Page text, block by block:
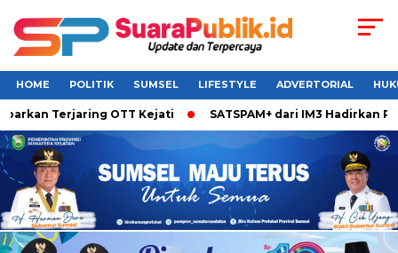
HOME POLITIK SUMSEL LIFESTYLE ADVERTORIAL
Terjaring OTT Kejati SATSPAM+ dari IM3 Hadirkan